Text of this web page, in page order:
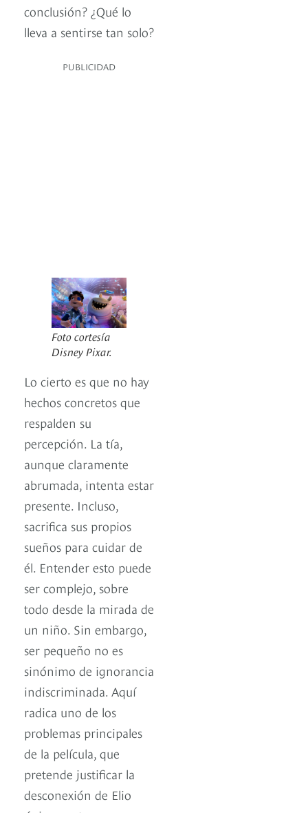
conclusión? ¿Qué lo
lleva a sentirse tan solo?
PUBLICIDAD
Foto cortesía
Disney Pixar.
Lo cierto es que no hay
hechos concretos que
respalden su
percepción. La tía,
aunque claramente
abrumada, intenta estar
presente. Incluso,
sacrifica sus propios
sueños para cuidar de
él. Entender esto puede
ser complejo, sobre
todo desde la mirada de
un niño. Sin embargo,
ser pequeño no es
sinónimo de ignorancia
indiscriminada. Aquí
radica uno de los
problemas principales
de la película, que
pretende justificar la
desconexión de Elio